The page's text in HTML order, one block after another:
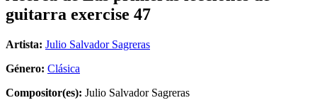
guitarra exercise 47
Artista: Julio Salvador Sagreras
Género: Clásica
Compositor(es): Julio Salvador Sagreras